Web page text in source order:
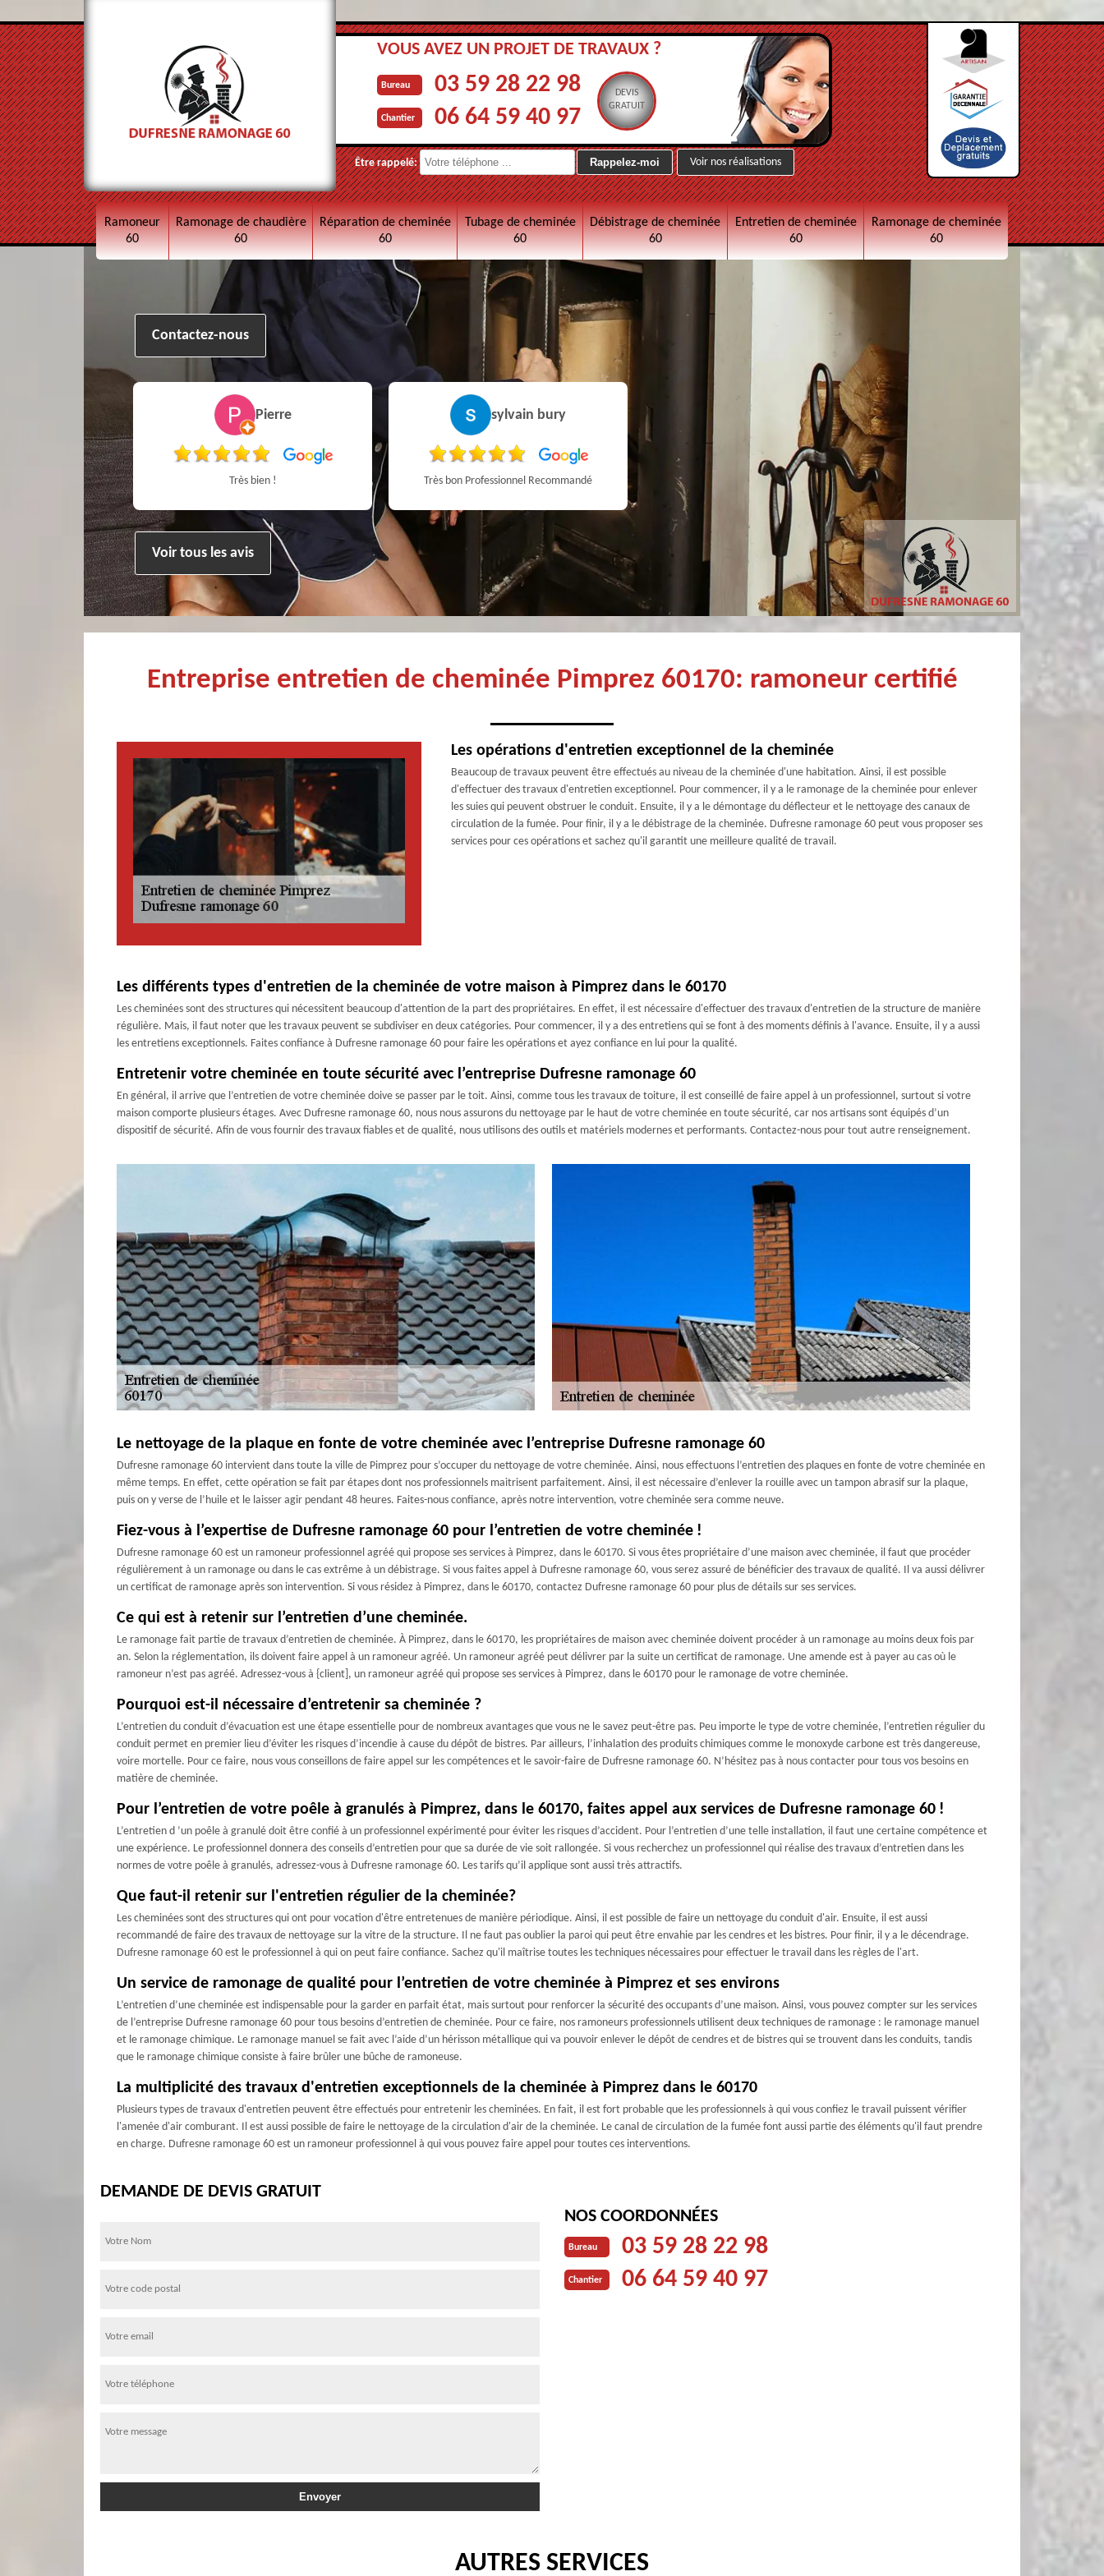
VOUS AVEZ UN PROJET DE TRAVAUX ?
Bureau 03 59 28 22 98
Chantier 06 64 59 40 97
DEVIS
GRATUIT
Être rappelé: Voir nos réalisations
Ramoneur
60
Ramonage de chaudière
60
Réparation de cheminée
60
Tubage de cheminée
60
Débistrage de cheminée
60
Entretien de cheminée
60
Ramonage de cheminée
60
Contactez-nous
fort sympathique
Pierre
Très bien !
sylvain bury
Très bon Professionnel Recommandé
Simon Bataille-
Vandereecken
De très bon conseil et expertise au top, en plus d’être très sympathique, je recommande! Nous avons été bien aidés et renseignés sur quoi faire de notre insert et son entretien futur, merci :)
Christophe Mce
Voir tous les avis
Entreprise entretien de cheminée Pimprez 60170: ramoneur certifié
Les opérations d'entretien exceptionnel de la cheminée
Beaucoup de travaux peuvent être effectués au niveau de la cheminée d'une habitation. Ainsi, il est possible
d'effectuer des travaux d'entretien exceptionnel. Pour commencer, il y a le ramonage de la cheminée pour enlever
les suies qui peuvent obstruer le conduit. Ensuite, il y a le démontage du déflecteur et le nettoyage des canaux de
circulation de la fumée. Pour finir, il y a le débistrage de la cheminée. Dufresne ramonage 60 peut vous proposer ses
services pour ces opérations et sachez qu'il garantit une meilleure qualité de travail.
Les différents types d'entretien de la cheminée de votre maison à Pimprez dans le 60170
Les cheminées sont des structures qui nécessitent beaucoup d'attention de la part des propriétaires. En effet, il est nécessaire d'effectuer des travaux d'entretien de la structure de manière
régulière. Mais, il faut noter que les travaux peuvent se subdiviser en deux catégories. Pour commencer, il y a des entretiens qui se font à des moments définis à l'avance. Ensuite, il y a aussi
les entretiens exceptionnels. Faites confiance à Dufresne ramonage 60 pour faire les opérations et ayez confiance en lui pour la qualité.
Entretenir votre cheminée en toute sécurité avec l’entreprise Dufresne ramonage 60
En général, il arrive que l’entretien de votre cheminée doive se passer par le toit. Ainsi, comme tous les travaux de toiture, il est conseillé de faire appel à un professionnel, surtout si votre
maison comporte plusieurs étages. Avec Dufresne ramonage 60, nous nous assurons du nettoyage par le haut de votre cheminée en toute sécurité, car nos artisans sont équipés d’un
dispositif de sécurité. Afin de vous fournir des travaux fiables et de qualité, nous utilisons des outils et matériels modernes et performants. Contactez-nous pour tout autre renseignement.
Le nettoyage de la plaque en fonte de votre cheminée avec l’entreprise Dufresne ramonage 60
Dufresne ramonage 60 intervient dans toute la ville de Pimprez pour s’occuper du nettoyage de votre cheminée. Ainsi, nous effectuons l’entretien des plaques en fonte de votre cheminée en
même temps. En effet, cette opération se fait par étapes dont nos professionnels maitrisent parfaitement. Ainsi, il est nécessaire d’enlever la rouille avec un tampon abrasif sur la plaque,
puis on y verse de l’huile et le laisser agir pendant 48 heures. Faites-nous confiance, après notre intervention, votre cheminée sera comme neuve.
Fiez-vous à l’expertise de Dufresne ramonage 60 pour l’entretien de votre cheminée !
Dufresne ramonage 60 est un ramoneur professionnel agréé qui propose ses services à Pimprez, dans le 60170. Si vous êtes propriétaire d’une maison avec cheminée, il faut que procéder
régulièrement à un ramonage ou dans le cas extrême à un débistrage. Si vous faites appel à Dufresne ramonage 60, vous serez assuré de bénéficier des travaux de qualité. Il va aussi délivrer
un certificat de ramonage après son intervention. Si vous résidez à Pimprez, dans le 60170, contactez Dufresne ramonage 60 pour plus de détails sur ses services.
Ce qui est à retenir sur l’entretien d’une cheminée.
Le ramonage fait partie de travaux d’entretien de cheminée. À Pimprez, dans le 60170, les propriétaires de maison avec cheminée doivent procéder à un ramonage au moins deux fois par
an. Selon la réglementation, ils doivent faire appel à un ramoneur agréé. Un ramoneur agréé peut délivrer par la suite un certificat de ramonage. Une amende est à payer au cas où le
ramoneur n’est pas agréé. Adressez-vous à {client], un ramoneur agréé qui propose ses services à Pimprez, dans le 60170 pour le ramonage de votre cheminée.
Pourquoi est-il nécessaire d’entretenir sa cheminée ?
L’entretien du conduit d’évacuation est une étape essentielle pour de nombreux avantages que vous ne le savez peut-être pas. Peu importe le type de votre cheminée, l’entretien régulier du
conduit permet en premier lieu d’éviter les risques d’incendie à cause du dépôt de bistres. Par ailleurs, l’inhalation des produits chimiques comme le monoxyde carbone est très dangereuse,
voire mortelle. Pour ce faire, nous vous conseillons de faire appel sur les compétences et le savoir-faire de Dufresne ramonage 60. N’hésitez pas à nous contacter pour tous vos besoins en
matière de cheminée.
Pour l’entretien de votre poêle à granulés à Pimprez, dans le 60170, faites appel aux services de Dufresne ramonage 60 !
L’entretien d ’un poêle à granulé doit être confié à un professionnel expérimenté pour éviter les risques d’accident. Pour l’entretien d’une telle installation, il faut une certaine compétence et
une expérience. Le professionnel donnera des conseils d’entretien pour que sa durée de vie soit rallongée. Si vous recherchez un professionnel qui réalise des travaux d’entretien dans les
normes de votre poêle à granulés, adressez-vous à Dufresne ramonage 60. Les tarifs qu’il applique sont aussi très attractifs.
Que faut-il retenir sur l'entretien régulier de la cheminée?
Les cheminées sont des structures qui ont pour vocation d'être entretenues de manière périodique. Ainsi, il est possible de faire un nettoyage du conduit d'air. Ensuite, il est aussi
recommandé de faire des travaux de nettoyage sur la vitre de la structure. Il ne faut pas oublier la paroi qui peut être envahie par les cendres et les bistres. Pour finir, il y a le décendrage.
Dufresne ramonage 60 est le professionnel à qui on peut faire confiance. Sachez qu'il maîtrise toutes les techniques nécessaires pour effectuer le travail dans les règles de l'art.
Un service de ramonage de qualité pour l’entretien de votre cheminée à Pimprez et ses environs
L’entretien d’une cheminée est indispensable pour la garder en parfait état, mais surtout pour renforcer la sécurité des occupants d’une maison. Ainsi, vous pouvez compter sur les services
de l’entreprise Dufresne ramonage 60 pour tous besoins d’entretien de cheminée. Pour ce faire, nos ramoneurs professionnels utilisent deux techniques de ramonage : le ramonage manuel
et le ramonage chimique. Le ramonage manuel se fait avec l’aide d’un hérisson métallique qui va pouvoir enlever le dépôt de cendres et de bistres qui se trouvent dans les conduits, tandis
que le ramonage chimique consiste à faire brûler une bûche de ramoneuse.
La multiplicité des travaux d'entretien exceptionnels de la cheminée à Pimprez dans le 60170
Plusieurs types de travaux d'entretien peuvent être effectués pour entretenir les cheminées. En fait, il est fort probable que les professionnels à qui vous confiez le travail puissent vérifier
l'amenée d'air comburant. Il est aussi possible de faire le nettoyage de la circulation d'air de la cheminée. Le canal de circulation de la fumée font aussi partie des éléments qu'il faut prendre
en charge. Dufresne ramonage 60 est un ramoneur professionnel à qui vous pouvez faire appel pour toutes ces interventions.
DEMANDE DE DEVIS GRATUIT
NOS COORDONNÉES
Bureau 03 59 28 22 98
Chantier 06 64 59 40 97
AUTRES SERVICES